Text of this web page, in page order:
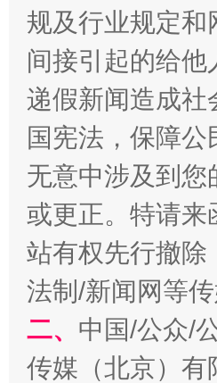
春天里的科技盛宴
巳巳如意，开工大吉！
规及行业规定和
间接引起的给
递假新闻造成社
国宪法，保障
无意中涉及到
或更正。特请来
站有权先行撤除
法制/新闻网等
二、 中国/公众/
传媒（北京）有